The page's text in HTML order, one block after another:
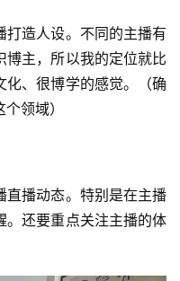
打造人设。不同的主播有
博主，所以我的定位就比
化、很博学的感觉。（确
领域）
直播动态。特别是在主播
。还要重点关注主播的体